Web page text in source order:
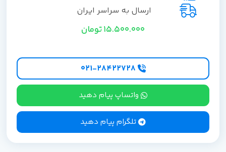
ارسال به سراسر ایران
15.500.000تومان
واتساپ پیام دهید
تلگرام پیام دهید